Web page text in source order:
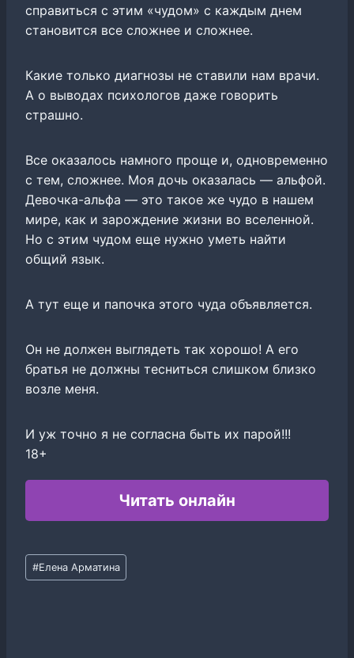
справиться с этим «чудом» с каждым днем
становится все сложнее и сложнее.
Какие только диагнозы не ставили нам врачи.
А о выводах психологов даже говорить
страшно.
Все оказалось намного проще и, одновременно
с тем, сложнее. Моя дочь оказалась — альфой.
Девочка-альфа — это такое же чудо в нашем
мире, как и зарождение жизни во вселенной.
Но с этим чудом еще нужно уметь найти
общий язык.
А тут еще и папочка этого чуда объявляется.
Он не должен выглядеть так хорошо! А его
братья не должны тесниться слишком близко
возле меня.
И уж точно я не согласна быть их парой!!!
18+
Читать онлайн
Метки
записи:
#Елена Арматина